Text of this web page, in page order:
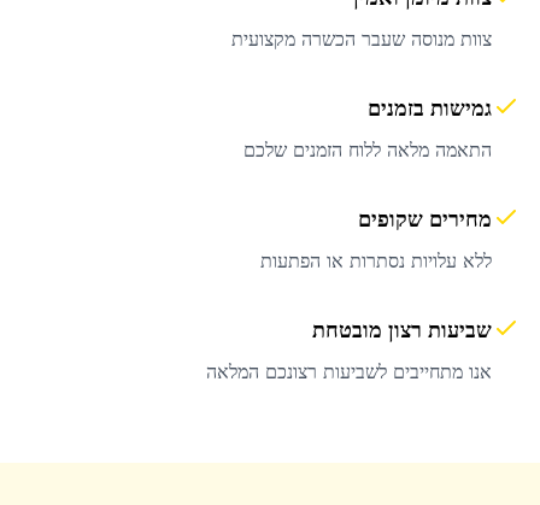
צוות מנוסה שעבר הכשרה מקצועית
גמישות בזמנים
התאמה מלאה ללוח הזמנים שלכם
מחירים שקופים
ללא עלויות נסתרות או הפתעות
שביעות רצון מובטחת
אנו מתחייבים לשביעות רצונכם המלאה